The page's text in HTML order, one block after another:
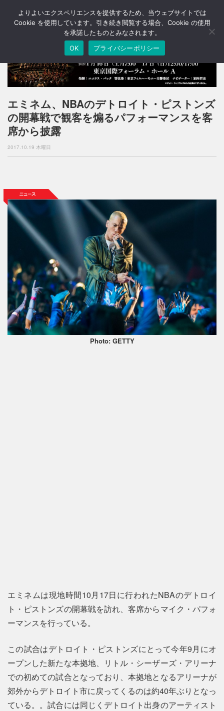
T
o
a
v
g
a
n
エミネム、NBAのデトロイト・ピストンズ
の開幕戦で観客を煽るパフォーマンスを客
席から披露
2017.10.19 木曜日
Photo: GETTY
エミネムは現地時間10月17日に行われたNBAのデトロイ
ト・ピストンズの開幕戦を訪れ、客席からマイク・パフォ
ーマンスを行っている。
この試合はデトロイト・ピストンズにとって今年9月にオ
ープンした新たな本拠地、リトル・シーザーズ・アリーナ
での初めての試合となっており、本拠地となるアリーナが
郊外からデトロイト市に戻ってくるのは約40年ぶりとなっ
ている。。試合には同じくデトロイト出身のアーティスト
よりよいエクスペリエンスを提供するため、当ウェブサイトでは
Cookie を使用しています。引き続き閲覧する場合、Cookie の使用
を承諾したものとみなされます。
OK
プライバシーポリシー